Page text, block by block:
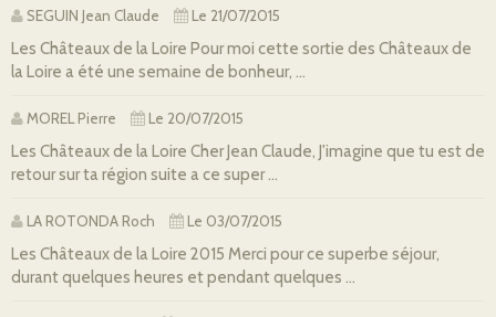
SEGUIN Jean Claude Le 21/07/2015
Les Châteaux de la Loire Pour moi cette sortie des Châteaux de
la Loire a été une semaine de bonheur, ...
MOREL Pierre Le 20/07/2015
Les Châteaux de la Loire Cher Jean Claude, J'imagine que tu est de
retour sur ta région suite a ce super ...
LA ROTONDA Roch Le 03/07/2015
Les Châteaux de la Loire 2015 Merci pour ce superbe séjour,
durant quelques heures et pendant quelques ...